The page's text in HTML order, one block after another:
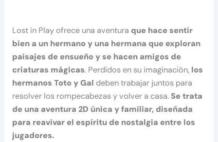
Lost in Play ofrece una aventura que hace sentir
bien a un hermano y una hermana que exploran
paisajes de ensueño y se hacen amigos de
criaturas mágicas. Perdidos en su imaginación, los
hermanos Toto y Gal deben trabajar juntos para
resolver los rompecabezas y volver a casa. Se trata
de una aventura 2D única y familiar, diseñada
para reavivar el espíritu de nostalgia entre los
jugadores.